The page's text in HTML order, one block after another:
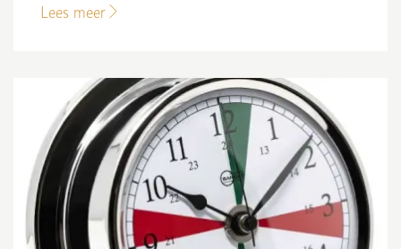
Lees meer